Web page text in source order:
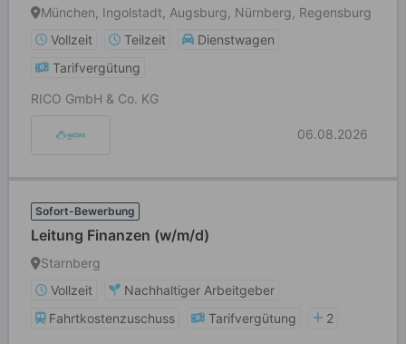
München, Ingolstadt, Augsburg, Nürnberg, Regensburg
Vollzeit
Teilzeit
Dienstwagen
Tarifvergütung
RICO GmbH & Co. KG
06.08.2026
Sofort-Bewerbung
Leitung Finanzen (w/m/d)
Starnberg
Vollzeit
Nachhaltiger Arbeitgeber
Fahrtkostenzuschuss
Tarifvergütung
2